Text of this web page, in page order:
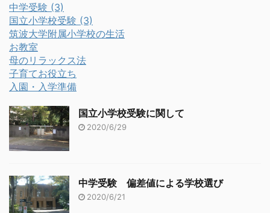
中学受験 (3)
国立小学校受験 (3)
筑波大学附属小学校の生活
お教室
母のリラックス法
子育てお役立ち
入園・入学準備
国立小学校受験に関して
2020/6/29
中学受験 偏差値による学校選び
2020/6/21